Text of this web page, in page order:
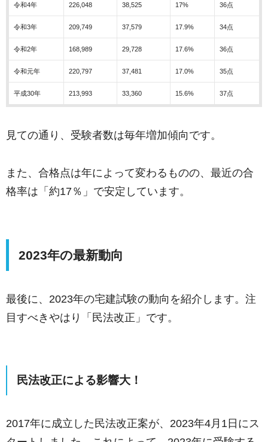
令和4年 226,048 38,525 17% 36点
令和3年 209,749 37,579 17.9% 34点
令和2年 168,989 29,728 17.6% 36点
令和元年 220,797 37,481 17.0% 35点
平成30年 213,993 33,360 15.6% 37点
見ての通り、受験者数は毎年増加傾向です。
また、合格点は年によって変わるものの、最近の合
格率は「約17％」で安定しています。
2023年の最新動向
最後に、2023年の宅建試験の動向を紹介します。注
目すべきやはり「民法改正」です。
民法改正による影響大！
2017年に成立した民法改正案が、2023年4月1日にス